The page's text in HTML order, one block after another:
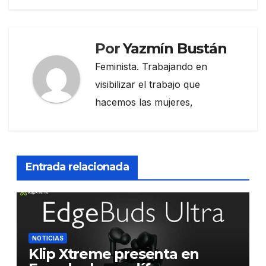
PorYazmín Bustán
Feminista. Trabajando en
visibilizar el trabajo que
hacemos las mujeres,
Entrada relacionada
NOTICIAS
Klip Xtreme presenta en